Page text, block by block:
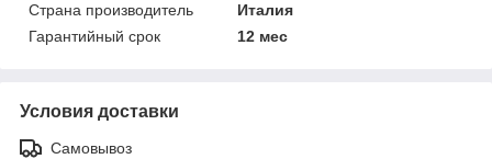
Страна производитель
Италия
Гарантийный срок
12 мес
Условия доставки
Самовывоз